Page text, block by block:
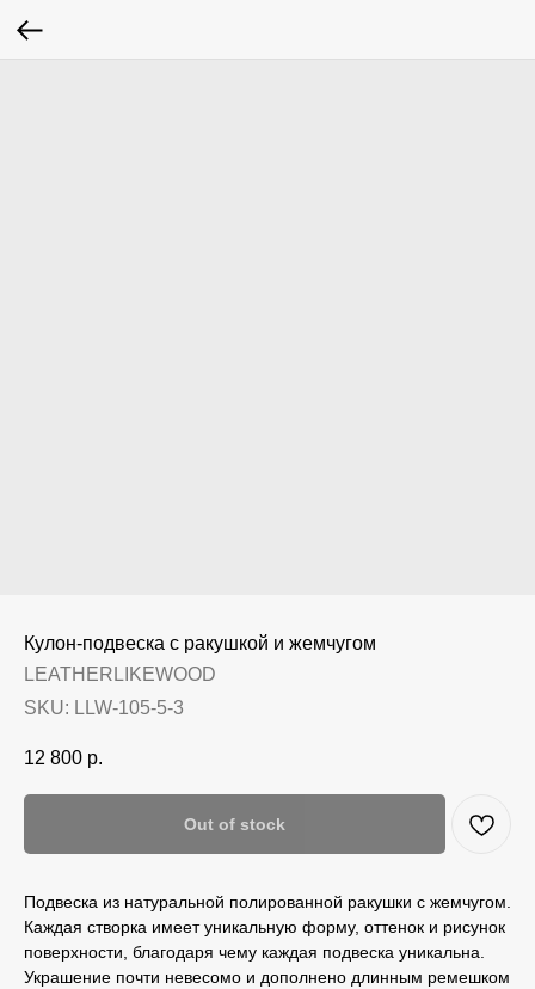
Кулон-подвеска с ракушкой и жемчугом
LEATHERLIKEWOOD
SKU: LLW-105-5-3
12 800 р.
Out of stock
Подвеска из натуральной полированной ракушки с жемчугом.
Каждая створка имеет уникальную форму, оттенок и рисунок
поверхности, благодаря чему каждая подвеска уникальна.
Украшение почти невесомо и дополнено длинным ремешком